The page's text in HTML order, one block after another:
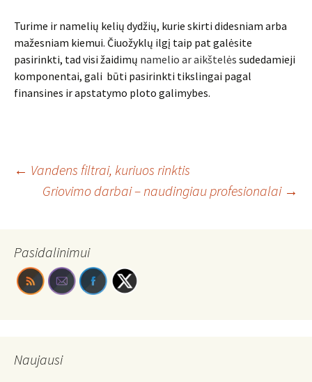
Turime ir namelių kelių dydžių, kurie skirti didesniam arba
mažesniam kiemui. Čiuožyklų ilgį taip pat galėsite
pasirinkti, tad visi žaidimų namelio ar aikštelės sudedamieji
komponentai, gali būti pasirinkti tikslingai pagal
finansines ir apstatymo ploto galimybes.
Post
← Vandens filtrai, kuriuos rinktis
Griovimo darbai – naudingiau profesionalai →
Pasidalinimui
Naujausi